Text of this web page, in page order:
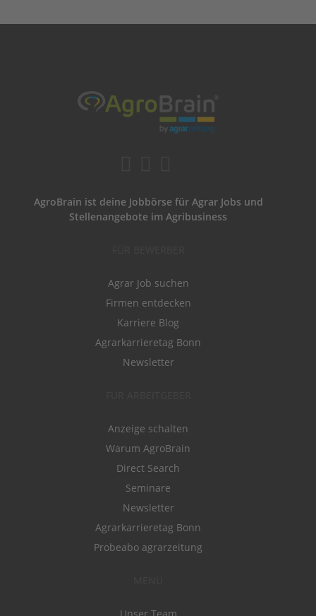
AgroBrain ist deine Jobbörse für Agrar Jobs und
Stellenangebote im Agribusiness
Agrar Job suchen
Firmen entdecken
Karriere Blog
Agrarkarrieretag Bonn
Newsletter
Anzeige schalten
Warum AgroBrain
Direct Search
Seminare
Newsletter
Agrarkarrieretag Bonn
Probeabo agrarzeitung